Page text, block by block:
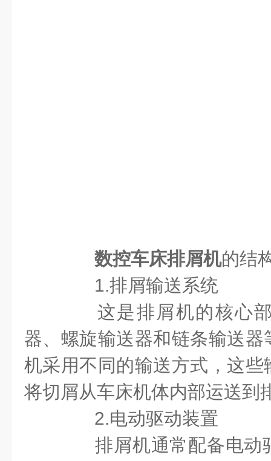
数控车床排屑机的结
1.排屑输送系统
这是排屑机的核心部
器、螺旋输送器和链条输送
机采用不同的输送方式，这
将切屑从车床机体内部运送到
2.电动驱动装置
排屑机通常配备电动